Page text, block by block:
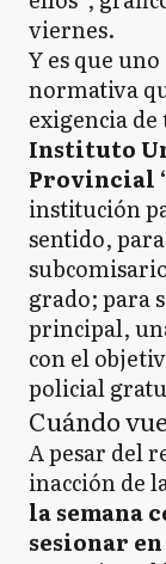
viernes.
Y es que
normativa
exigencia
Instituto
Provincial
institución
sentido,
grado; para
principal,
con el
policial
Cuándo
A pesar del
inacción de
la semana
sesionar